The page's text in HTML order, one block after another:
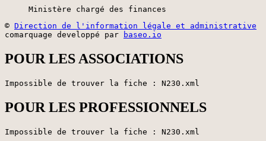
Ministère chargé des finances
© Direction de l'information légale et administrative
comarquage developpé par
baseo.io
POUR LES ASSOCIATIONS
Impossible de trouver la fiche : N230.xml
POUR LES PROFESSIONNELS
Impossible de trouver la fiche : N230.xml